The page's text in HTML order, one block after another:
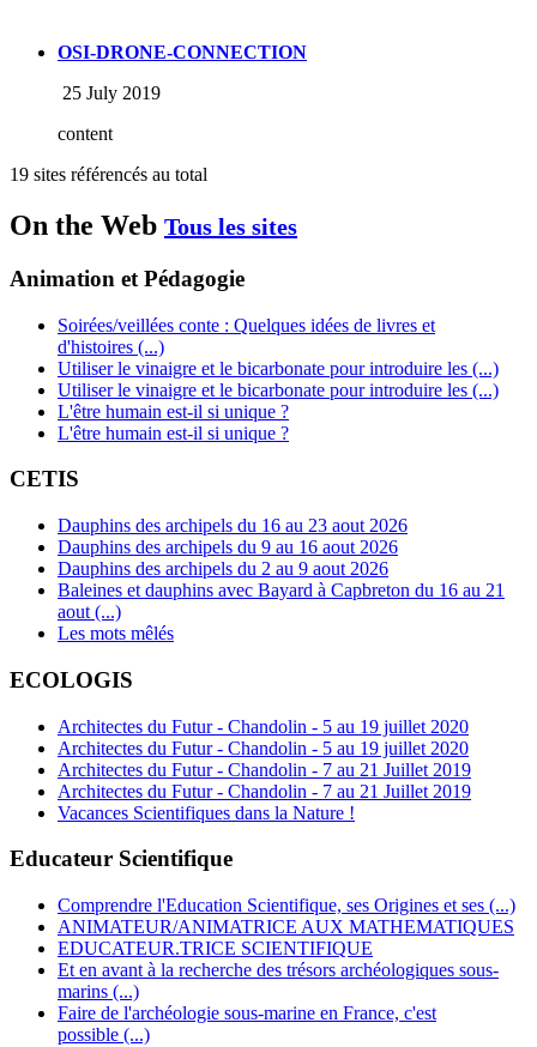
OSI-DRONE-CONNECTION
25 July 2019
content
19 sites référencés au total
On the Web Tous les sites
Animation et Pédagogie
Soirées/veillées conte : Quelques idées de livres et
d'histoires (...)
Utiliser le vinaigre et le bicarbonate pour introduire les (...)
Utiliser le vinaigre et le bicarbonate pour introduire les (...)
L'être humain est-il si unique ?
L'être humain est-il si unique ?
CETIS
Dauphins des archipels du 16 au 23 aout 2026
Dauphins des archipels du 9 au 16 aout 2026
Dauphins des archipels du 2 au 9 aout 2026
Baleines et dauphins avec Bayard à Capbreton du 16 au 21
aout (...)
Les mots mêlés
ECOLOGIS
Architectes du Futur - Chandolin - 5 au 19 juillet 2020
Architectes du Futur - Chandolin - 5 au 19 juillet 2020
Architectes du Futur - Chandolin - 7 au 21 Juillet 2019
Architectes du Futur - Chandolin - 7 au 21 Juillet 2019
Vacances Scientifiques dans la Nature !
Educateur Scientifique
Comprendre l'Education Scientifique, ses Origines et ses (...)
ANIMATEUR/ANIMATRICE AUX MATHEMATIQUES
EDUCATEUR.TRICE SCIENTIFIQUE
Et en avant à la recherche des trésors archéologiques sous-
marins (...)
Faire de l'archéologie sous-marine en France, c'est
possible (...)